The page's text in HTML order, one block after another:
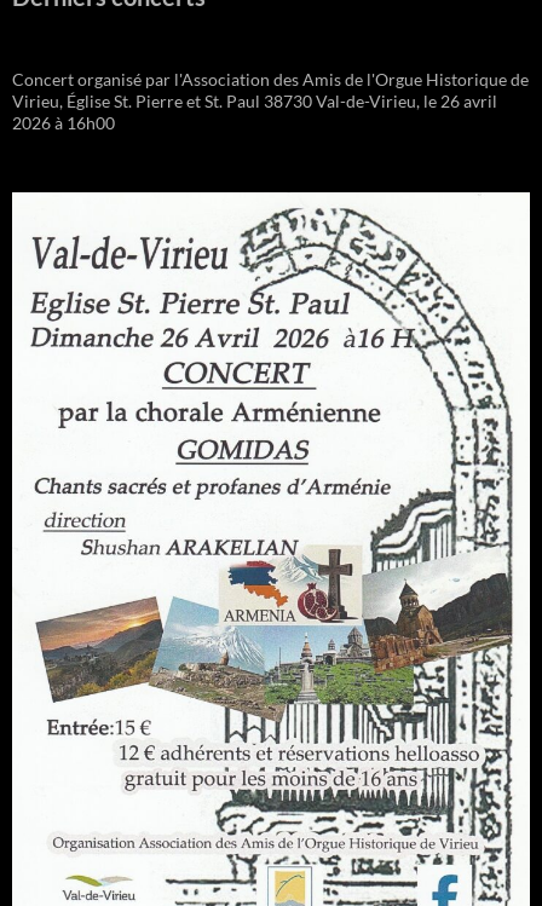
Concert organisé par l'Association des Amis de l'Orgue Historique de
Virieu, Église St. Pierre et St. Paul 38730 Val-de-Virieu, le 26 avril
2026 à 16h00